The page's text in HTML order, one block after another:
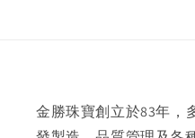
金勝珠寶創立於83年，